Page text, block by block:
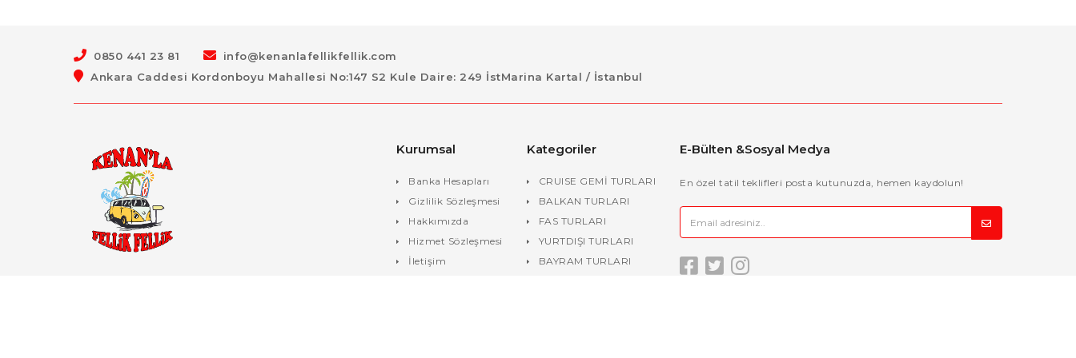
0850 441 23 81
info@kenanlafellikfellik.com
Ankara Caddesi Kordonboyu Mahallesi No:147 S2 Kule Daire: 249 İstMarina Kartal / İstanbul
Kurumsal
Banka Hesapları
Gizlilik Sözleşmesi
Hakkımızda
Hizmet Sözleşmesi
İletişim
Kategoriler
CRUISE GEMİ TURLARI
BALKAN TURLARI
FAS TURLARI
YURTDIŞI TURLARI
BAYRAM TURLARI
E-Bülten &Sosyal Medya
En özel tatil teklifleri posta kutunuzda, hemen kaydolun!